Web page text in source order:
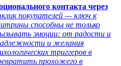
контакта через
покупателей — ключ к
способны не только
эмоции: от радости и
и желания
триггеров в
прохожего в